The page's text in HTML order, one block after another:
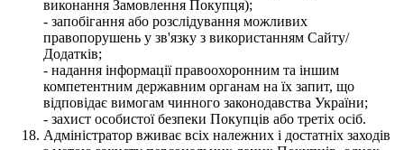
виконання Замовлення Покупця);
- запобігання або розслідування можливих
правопорушень у зв'язку з використанням Сайту/
Додатків;
- надання інформації правоохоронним та іншим
компетентним державним органам на їх запит, що
відповідає вимогам чинного законодавства України;
- захист особистої безпеки Покупців або третіх осіб.
Адміністратор вживає всіх належних і достатніх заходів